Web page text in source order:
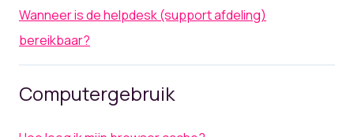
Wanneer is de helpdesk (support afdeling)
bereikbaar?
Computergebruik